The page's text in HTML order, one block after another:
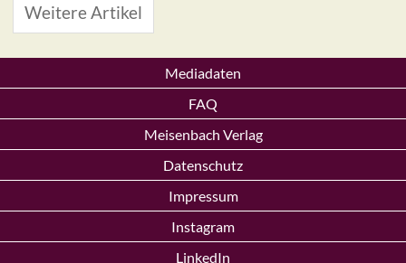
Weitere Artikel
Mediadaten
FAQ
Meisenbach Verlag
Datenschutz
Impressum
Instagram
LinkedIn